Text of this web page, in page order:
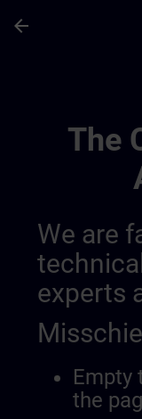
arrow_back
The
We are
experts
Empty
the